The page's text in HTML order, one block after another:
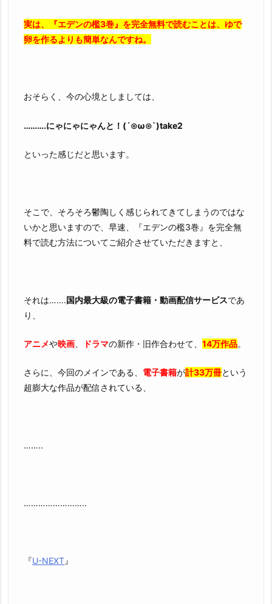
実は、『エデンの檻3巻』を完全無料で読むことは、ゆで
卵を作るよりも簡単なんですね。
おそらく、今の心境としましては、
……….にゃにゃにゃんと！(´⊙ω⊙`)take2
といった感じだと思います。
そこで、そろそろ鬱陶しく感じられてきてしまうのではな
いかと思いますので、早速、『エデンの檻3巻』を完全無
料で読む方法についてご紹介させていただきますと、
それは…….国内最大級の電子書籍・動画配信サービスであ
り、
アニメや映画 ドラマの新作・旧作合わせて、 14万作品。
さらに、今回のメインである、 電子書籍が計33万冊という
超膨大な作品が配信されている、
……..
……………………..
『U-NEXT』